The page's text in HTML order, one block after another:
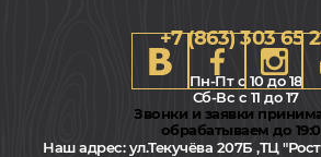
+7 (863) 303 65
Пн-Пт с 10 до 18
Сб-Вс с 11 до 17
Звонки и заявки
обрабатываем до
Наш адрес:ул.Текучёва 207Б ,ТЦ